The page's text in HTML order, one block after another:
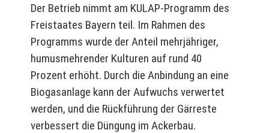
Der Betrieb nimmt am KULAP-Programm des
Freistaates Bayern teil. Im Rahmen des
Programms wurde der Anteil mehrjähriger,
humusmehrender Kulturen auf rund 40
Prozent erhöht. Durch die Anbindung an eine
Biogasanlage kann der Aufwuchs verwertet
werden, und die Rückführung der Gärreste
verbessert die Düngung im Ackerbau.